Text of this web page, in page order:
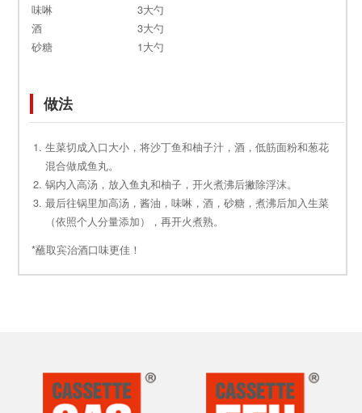
味啉
3大勺
酒
3大勺
砂糖
1大勺
做法
生菜切成入口大小，将沙丁鱼和柚子汁，酒，低筋面粉和葱花
混合做成鱼丸。
锅内入高汤，放入鱼丸和柚子，开火煮沸后撇除浮沫。
最后往锅里加高汤，酱油，味啉，酒，砂糖，煮沸后加入生菜
（依照个人分量添加），再开火煮熟。
*蘸取宾治酒口味更佳！